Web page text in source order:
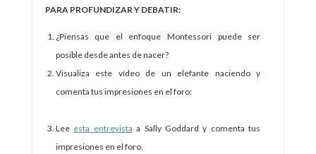
PARA PROFUNDIZAR Y DEBATIR:
¿Piensas que el enfoque Montessori puede ser
posible desde antes de nacer?
Visualiza este vídeo de un elefante naciendo y
comenta tus impresiones en el foro:
Lee esta entrevista a Sally Goddard y comenta tus
impresiones en el foro.